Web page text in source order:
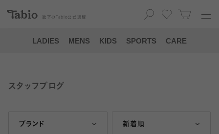
靴下の Tabio 公式通販
LADIES MENS KIDS SPORTS CARE
スタッフブログ
ブランド 新着順